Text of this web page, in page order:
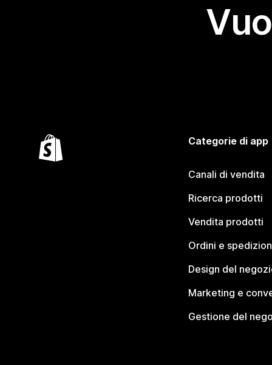
Categorie di app
Canali di vendita
Ricerca prodotti
Vendita prodotti
Ordini e
Design del
Marketing e
Gestione del